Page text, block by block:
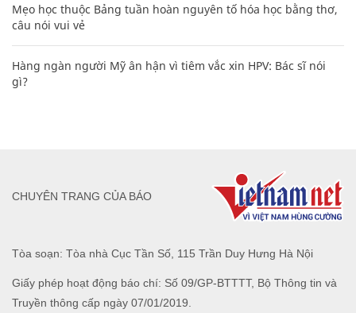
Mẹo học thuộc Bảng tuần hoàn nguyên tố hóa học bằng thơ,
câu nói vui vẻ
Hàng ngàn người Mỹ ân hận vì tiêm vắc xin HPV: Bác sĩ nói
gì?
Tòa soạn: Tòa nhà Cục Tần Số, 115 Trần Duy Hưng Hà Nội
Giấy phép hoạt động báo chí: Số 09/GP-BTTTT, Bộ Thông tin và
Truyền thông cấp ngày 07/01/2019.
CHUYÊN TRANG CỦA BÁO